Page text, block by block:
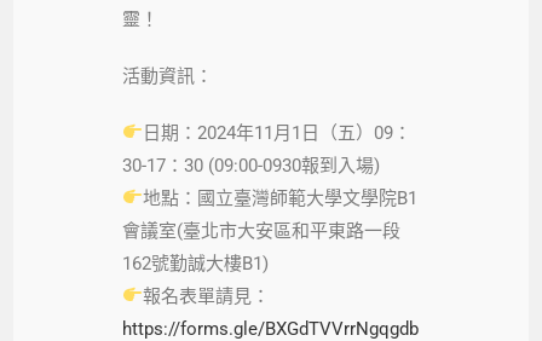
靈！
活動資訊：
日期：2024年11月1日（五）09：
30-17：30 (09:00-0930報到入場)
地點：國立臺灣師範大學文學院B1
會議室(臺北市大安區和平東路一段
162號勤誠大樓B1)
報名表單請見：
https://forms.gle/BXGdTVVrrNgqgdb